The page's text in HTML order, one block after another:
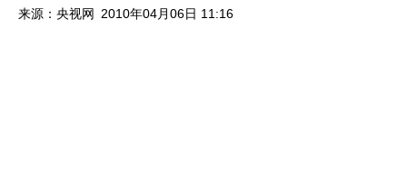
来源： 央视网 2010年04月06日 11:16